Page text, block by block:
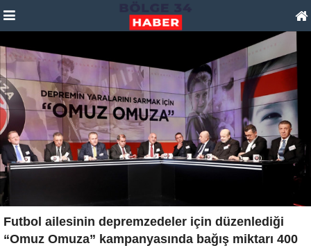
Futbol ailesinin depremzedeler için düzenlediği
“Omuz Omuza” kampanyasında bağış miktarı 400